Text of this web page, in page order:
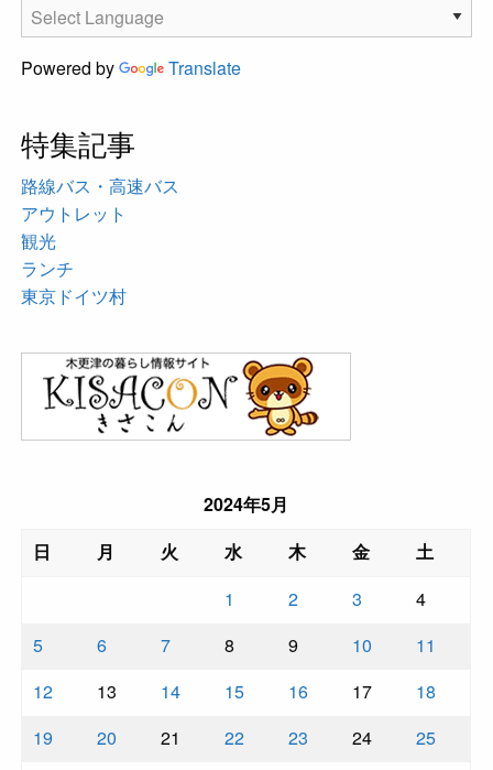
Powered by Translate
特集記事
路線バス・高速バス
アウトレット
観光
ランチ
東京ドイツ村
2024年5月
日
月 火 水 木 金
土
1
2 3
4
5
6 7 8 9 10
11
12
13 14 15 16 17
18
19
20 21 22 23 24
25